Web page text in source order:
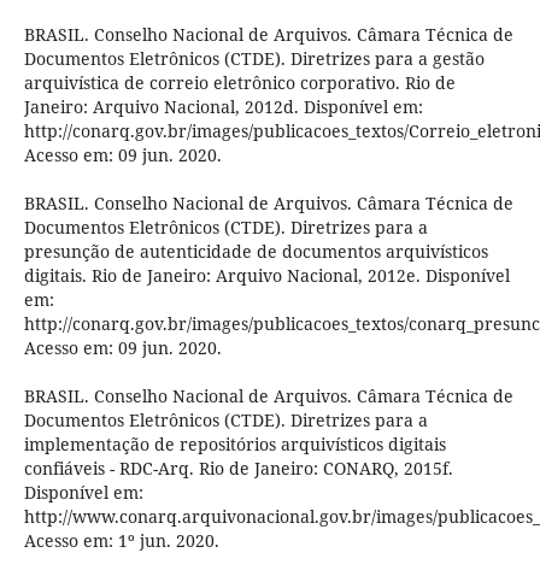
BRASIL. Conselho Nacional de Arquivos. Câmara Técnica de
Documentos Eletrônicos (CTDE). Diretrizes para a gestão
arquivística de correio eletrônico corporativo. Rio de
Janeiro: Arquivo Nacional, 2012d. Disponível em:
http://conarq.gov.br/images/publicacoes_textos/
Acesso em: 09 jun. 2020.
BRASIL. Conselho Nacional de Arquivos. Câmara Técnica de
Documentos Eletrônicos (CTDE). Diretrizes para a
presunção de autenticidade de documentos arquivísticos
digitais. Rio de Janeiro: Arquivo Nacional, 2012e. Disponível
em:
http://conarq.gov.br/images/publicacoes_textos/
Acesso em: 09 jun. 2020.
BRASIL. Conselho Nacional de Arquivos. Câmara Técnica de
Documentos Eletrônicos (CTDE). Diretrizes para a
implementação de repositórios arquivísticos digitais
confiáveis - RDC-Arq. Rio de Janeiro: CONARQ, 2015f.
Disponível em:
http://www.conarq.arquivonacional.gov.br/images/
Acesso em: 1º jun. 2020.